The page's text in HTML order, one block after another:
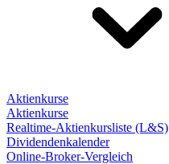
Aktienkurse
Aktienkurse
Realtime-Aktienkursliste (L&S)
Dividendenkalender
Online-Broker-Vergleich